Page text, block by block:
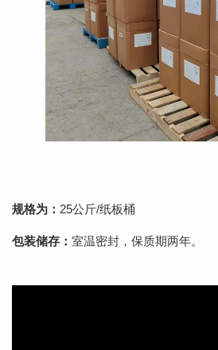
规格为： 25公斤/纸板桶
包装储存： 室温密封，保质期两年。